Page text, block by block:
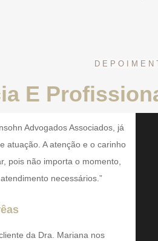
D E P O I M E N
E
Advogados Associados, já
atuação. A atenção e o carinho
pois não importa o momento,
necessários.”
da Dra. Mariana nos